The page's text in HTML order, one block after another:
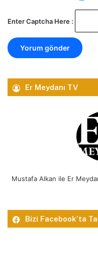
Enter Captcha Here :
Er Meydanı TV
Mustafa Alkan ile Er
Bizi Facebook’ta